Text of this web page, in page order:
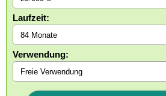
Laufzeit:
Verwendung: